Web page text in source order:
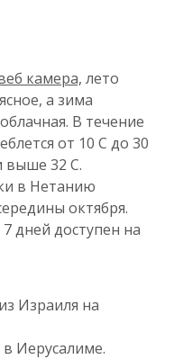
камера, лето
а зима
В течение
от 10 C до 30
выше 32 C.
в Нетанию
октября.
7 дней доступен на
из Израиля на
в Иерусалиме.